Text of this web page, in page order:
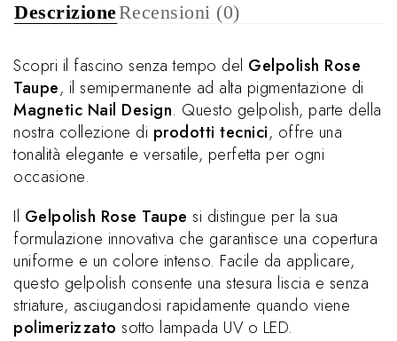
DescrizioneRecensioni (0)
Scopri il fascino senza tempo del Gelpolish Rose
Taupe, il semipermanente ad alta pigmentazione di
Magnetic Nail Design. Questo gelpolish, parte della
nostra collezione di prodotti tecnici, offre una
tonalità elegante e versatile, perfetta per ogni
occasione.
Il Gelpolish Rose Taupe si distingue per la sua
formulazione innovativa che garantisce una copertura
uniforme e un colore intenso. Facile da applicare,
questo gelpolish consente una stesura liscia e senza
striature, asciugandosi rapidamente quando viene
polimerizzato sotto lampada UV o LED.